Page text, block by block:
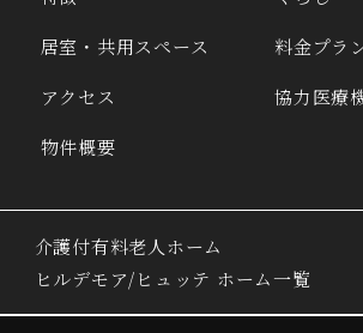
居室・共用スペース
料金プラ
アクセス
協力医療
物件概要
介護付有料老人ホーム
ヒルデモア/ヒュッテ ホーム一覧